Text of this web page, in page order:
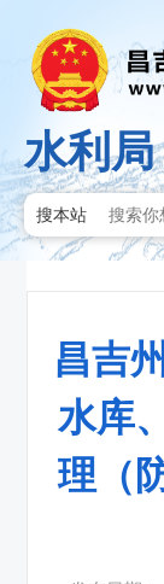
水利局
搜本站
昌吉
水库
理（